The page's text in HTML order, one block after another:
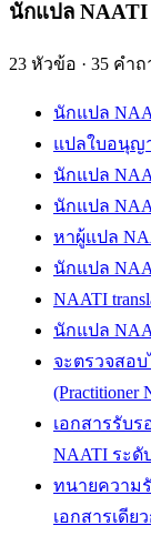
นักแปล NAATI
23 หัวข้อ · 35 คำถ
นักแปล
แปลใบอนุญ
นักแปล
นักแปล
หาผู้แปล
นักแปล
NAATI
นักแปล
จะตรวจสอ
(Practitioner
เอกสารรับ
NAATI ระดั
ทนายความ
เอกสารเดีย